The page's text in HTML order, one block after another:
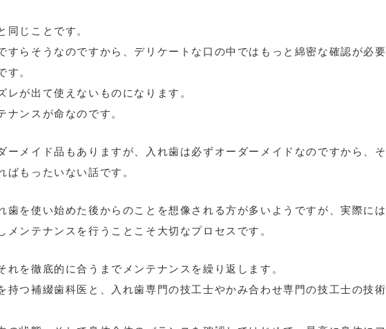
同じことです。
すらそうなのですから、デリケートな口の中ではもっと綿密な確認が必要
す。
が出て使えないものになります。
ナンスが命なのです。
ーメイド品もありますが、入れ歯は必ずオーダーメイドなのですから、そ
もったいない話です。
歯を使い始めた後からのことを想像される方が多いようですが、実際には
メンテナンスを行うことこそ大切なプロセスです。
れを徹底的に合うまでメンテナンスを繰り返します。
持つ補綴歯科医と、入れ歯専門の技工士やかみ合わせ専門の技工士の技術